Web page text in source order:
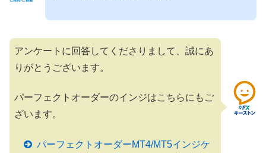
アンケートに回答してくださりまして、誠にあ
りがとうございます。
パーフェクトオーダーのインジはこちらにもご
ざいます。
パーフェクトオーダーMT4/MT5インジケ